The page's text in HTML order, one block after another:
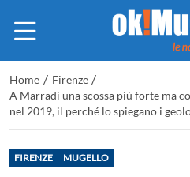
Home / Firenze /
A Marradi una scossa più forte ma
nel 2019, il perché lo spiegano i
FIRENZE MUGELLO